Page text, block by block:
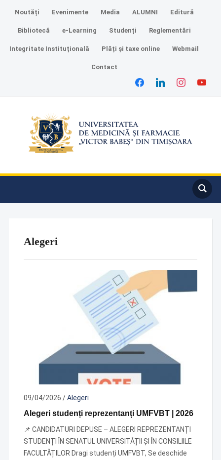
Noutăți Evenimente Media ALUMNI Editură
Bibliotecă e-Learning Studenți Reglementări
Integritate Instituțională Plăți și taxe online Webmail
Contact
facebooklinkedin instagramyoutube
Alegeri
09/04/2026 /Alegeri
Alegeri studenți reprezentanți UMFVBT | 2026
📌 CANDIDATURI DEPUSE – ALEGERI REPREZENTANȚI
STUDENȚI ÎN SENATUL UNIVERSITǍȚII ȘI ÎN CONSILIILE
FACULTǍȚILOR Dragi studenți UMFVBT, Se deschide